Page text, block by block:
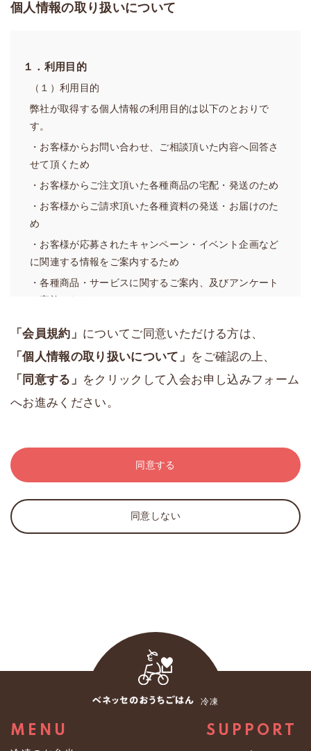
1．当社は、会員に、当社が運営する本サービスのウェブ
サイト（以下、「当サイト」といいます）で本サービス
を提供します。
2．当社は、変更後の内容および効力発生日を事前に当サ
イトに掲載して周知することで、効力発生日をもって本
規約を変更することができるものとします。
3．当社は、本規約を具体化しまたは補足するための規則
きるものとします。当サイトにおける「ご利用ガイド」
は、当該規則に該当するものとします。
4．前各項にかかわらず、軽微な事項の変更については当
由に設置し、内容を決定・変更し、または廃止すること
ができます。
ル・郵便・電話・FAX等により行うことができます。
第3条（会員登録料等）
1．入会は、会員が所定の会員登録手続を行った際に成立
します。ただし、次のいずれかに該当する場合には、当
取り消すことができます。
（1）登録した個人情報に、虚偽の情報、誤記または記入
個人情報の取り扱いについて
１．利用目的
（１）利用目的
弊社が取得する個人情報の利用目的は以下のとおりで
す。
・お客様からお問い合わせ、ご相談頂いた内容へ回答さ
せて頂くため
・お客様からご注文頂いた各種商品の宅配・発送のため
・お客様からご請求頂いた各種資料の発送・お届けのた
め
・お客様が応募されたキャンペーン・イベント企画など
に関連する情報をご案内するため
・各種商品・サービスに関するご案内、及びアンケート
の実施のため
（２）利用目的の例外
弊社は、あらかじめお客様の同意を得ずに前項の利用目
的の達成に必要な範囲を超えて個人情報の取扱いを行い
ません。ただし、法の例外に該当する場合については、
※弊社は、取得した個人情報について、個人が特定でき
ない情報に加工し、数値化された統計情報としてサービ
スや業務の維持・改善のために使用することがありま
す。なお、統計情報は法の適用対象外であり、個人情報
を統計情報に加工する過程を利用目的とする必要はない
とされています。
３．保有個人データに関する事項
（１）個人情報取扱事業者の氏名又は名称及び住所並び
株式会社ベネッセパレット
〒１６３－０９０５ 東京都新宿区西新宿２丁目３番１
「会員規約」 についてご同意いただける方は、
「個人情報の取り扱いについて」 をご確認の上、
「同意する」 をクリックして入会お申し込みフォーム
へお進みください。
同意しない
同意する
冷凍
MENU SUPPORT